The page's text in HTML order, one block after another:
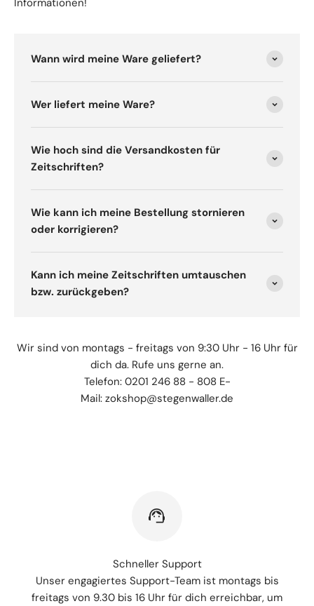
Wann wird meine Ware geliefert?
Wer liefert meine Ware?
Wie hoch sind die Versandkosten für
Zeitschriften?
Wie kann ich meine Bestellung stornieren
oder korrigieren?
Kann ich meine Zeitschriften umtauschen
bzw. zurückgeben?
Wir sind von montags - freitags von 9:30 Uhr - 16 Uhr für
dich da. Rufe uns gerne an.
Telefon: 0201 246 88 - 808 E-
Mail: zokshop@stegenwaller.de
Schneller Support
Unser engagiertes Support-Team ist montags bis
freitags von 9.30 bis 16 Uhr für dich erreichbar, um